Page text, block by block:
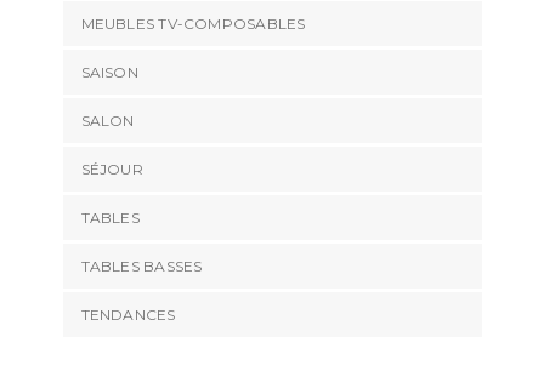
MEUBLES TV-COMPOSABLES
SAISON
SALON
SÉJOUR
TABLES
TABLES BASSES
TENDANCES